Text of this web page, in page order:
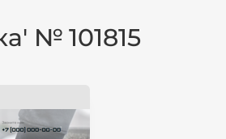
№ 101815